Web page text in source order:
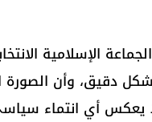
الإسلامية
وبشكل دقيق، وأن
يعكس أي انتماء